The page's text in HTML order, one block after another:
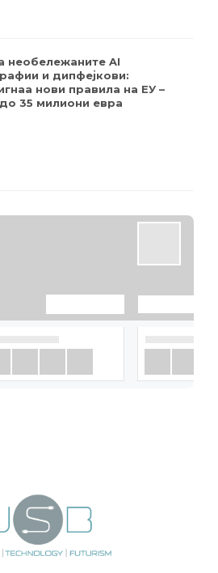
необележаните AI
и дипфејкови:
нови правила на ЕУ –
35 милиони евра